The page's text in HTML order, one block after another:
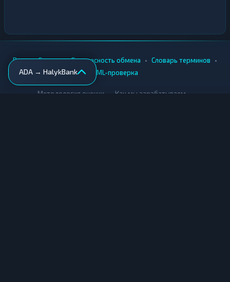
ADA → HalykBank
Вики • Города • Безопасность обмена • Словарь терминов •
AML-проверка
Методология оценки Как мы зарабатываем